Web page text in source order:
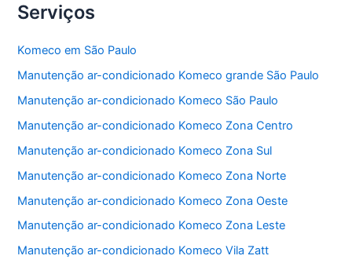
c
e
b
o
o
k
itt
er s
A
p
p
Serviços
Komeco em São Paulo
Manutenção ar-condicionado Komeco grande São Paulo
Manutenção ar-condicionado Komeco São Paulo
Manutenção ar-condicionado Komeco Zona Centro
Manutenção ar-condicionado Komeco Zona Sul
Manutenção ar-condicionado Komeco Zona Norte
Manutenção ar-condicionado Komeco Zona Oeste
Manutenção ar-condicionado Komeco Zona Leste
Manutenção ar-condicionado Komeco Vila Zatt